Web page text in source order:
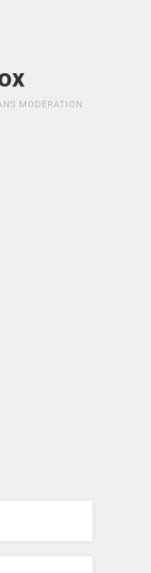
MODÉRATION